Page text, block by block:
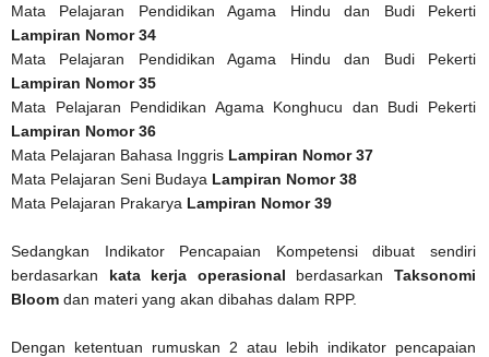
Mata Pelajaran Pendidikan Agama Hindu dan Budi Pekerti
Lampiran Nomor 34
Mata Pelajaran Pendidikan Agama Hindu dan Budi Pekerti
Lampiran Nomor 35
Mata Pelajaran Pendidikan Agama Konghucu dan Budi Pekerti
Lampiran Nomor 36
Mata Pelajaran Bahasa Inggris Lampiran Nomor 37
Mata Pelajaran Seni Budaya Lampiran Nomor 38
Mata Pelajaran Prakarya Lampiran Nomor 39
Sedangkan Indikator Pencapaian Kompetensi dibuat sendiri
berdasarkan kata kerja operasional berdasarkanTaksonomi
Bloom dan materi yang akan dibahas dalam RPP.
Dengan ketentuan rumuskan 2 atau lebih indikator pencapaian